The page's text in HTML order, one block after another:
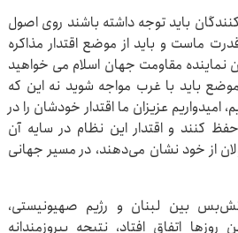
باید توجه داشته باشند روی اصول
قدرت ماست و باید از موضع اقتدار مذاکره
نماینده مقاومت جهان اسلام می خواهید
موضع باید با غرب مواجه شوید نه این که
عزیزان ما اقتدار خودشان را در
کنند و اقتدار این نظام در سایه آن
از خود نشان می‌دهند، در مسیر جهانی
بین لبنان و رژیم صهیونیستی،
روزها اتفاق افتاد، نتیجه پیروزمندانه